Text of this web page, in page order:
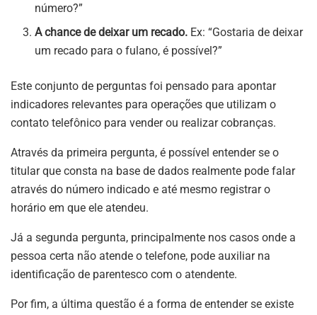
número?”
A chance de deixar um recado. Ex: “Gostaria de deixar
um recado para o fulano, é possível?”
Este conjunto de perguntas foi pensado para apontar
indicadores relevantes para operações que utilizam o
contato telefônico para vender ou realizar cobranças.
Através da primeira pergunta, é possível entender se o
titular que consta na base de dados realmente pode falar
através do número indicado e até mesmo registrar o
horário em que ele atendeu.
Já a segunda pergunta, principalmente nos casos onde a
pessoa certa não atende o telefone, pode auxiliar na
identificação de parentesco com o atendente.
Por fim, a última questão é a forma de entender se existe